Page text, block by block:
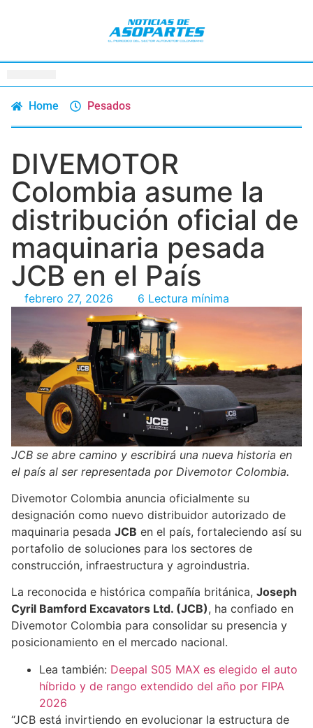
Home Pesados
DIVEMOTOR
Colombia asume la
distribución oficial de
maquinaria pesada
JCB en el País
febrero 27, 2026 6 Lectura mínima
JCB se abre camino y escribirá una nueva historia en
el país al ser representada por Divemotor Colombia.
Divemotor Colombia anuncia oficialmente su
designación como nuevo distribuidor autorizado de
maquinaria pesada JCB en el país, fortaleciendo así su
portafolio de soluciones para los sectores de
construcción, infraestructura y agroindustria.
La reconocida e histórica compañía británica, Joseph
Cyril Bamford Excavators Ltd. (JCB), ha confiado en
Divemotor Colombia para consolidar su presencia y
posicionamiento en el mercado nacional.
Lea también: Deepal S05 MAX es elegido el auto
híbrido y de rango extendido del año por FIPA
2026
“JCB está invirtiendo en evolucionar la estructura de